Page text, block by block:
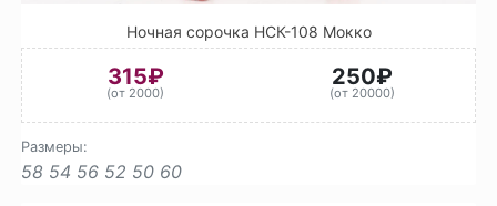
Ночная сорочка НСК-108 Мокко
315₽
(от 2000)
250₽
(от 20000)
Размеры:
58 54 56 52 50 60